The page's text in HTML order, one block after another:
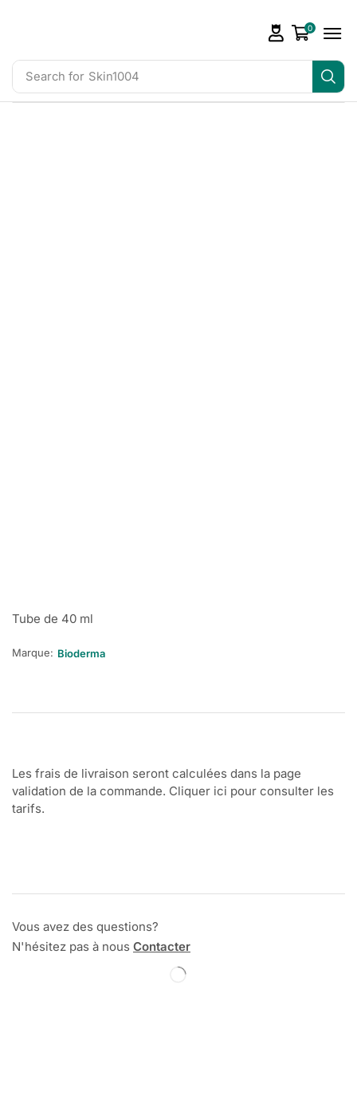
Search for Skin1004
0
Tube de 40 ml
Marque: Bioderma
Les frais de livraison seront calculées dans la page
validation de la commande. Cliquer ici pour consulter les
tarifs.
Vous avez des questions?
N'hésitez pas à nous Contacter